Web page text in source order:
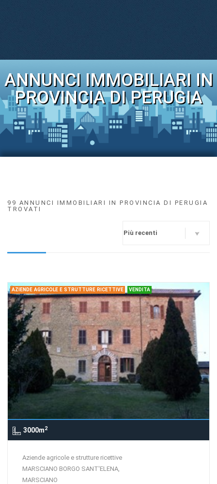
ANNUNCI IMMOBILIARI IN
PROVINCIA DI PERUGIA
99 ANNUNCI IMMOBILIARI IN PROVINCIA DI PERUGIA
TROVATI
AZIENDE AGRICOLE E STRUTTURE RICETTIVE VENDITA
3000m2
Aziende agricole e strutture ricettive
MARSCIANO BORGO SANT'ELENA,
MARSCIANO